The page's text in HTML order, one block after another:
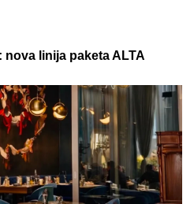
sada po specijalnoj
31.8.